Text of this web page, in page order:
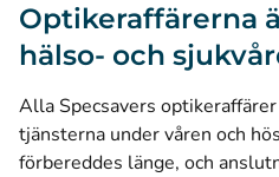
Optikeraffärerna
hälso- och
Alla Specsavers
tjänsterna under våren och
förbereddes länge, och